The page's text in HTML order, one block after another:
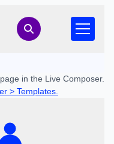
in the Live Composer.
> Templates.